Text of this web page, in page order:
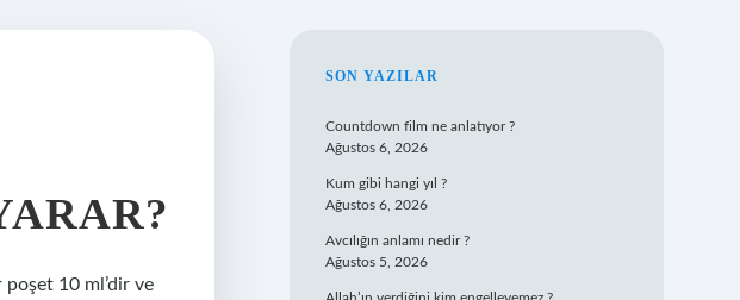
10 ml’dir ve
SIDEBAR
SON YAZILAR
Countdown film ne anlatıyor ?
Ağustos 6, 2026
Kum gibi hangi yıl ?
Ağustos 6, 2026
Avcılığın anlamı nedir ?
Ağustos 5, 2026